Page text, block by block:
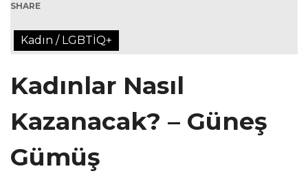
SHARE
Kadın / LGBTİQ+
Kadınlar Nasıl
Kazanacak? – Güneş
Gümüş